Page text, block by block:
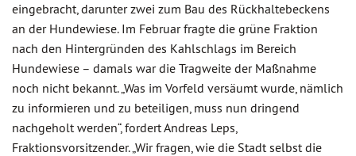
eingebracht, darunter zwei zum Bau des Rückhaltebeckens
an der Hundewiese. Im Februar fragte die grüne Fraktion
nach den Hintergründen des Kahlschlags im Bereich
Hundewiese – damals war die Tragweite der Maßnahme
noch nicht bekannt. „Was im Vorfeld versäumt wurde, nämlich
zu informieren und zu beteiligen, muss nun dringend
nachgeholt werden“, fordert Andreas Leps,
Fraktionsvorsitzender. „Wir fragen, wie die Stadt selbst die